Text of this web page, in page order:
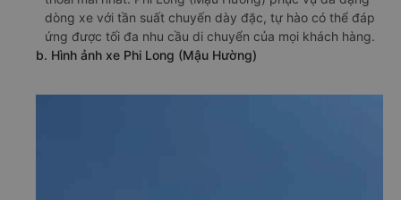
dòng xe với tần suất chuyến dày đặc, tự hào có thể đáp
ứng được tối đa nhu cầu di chuyển của mọi khách hàng.
b. Hình ảnh xe Phi Long (Mậu Hường)